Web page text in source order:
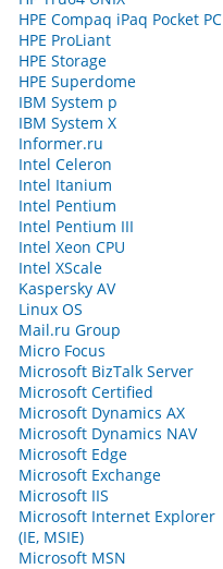
HPE Compaq iPaq Pocket PC
HPE ProLiant
HPE Storage
HPE Superdome
IBM System p
IBM System X
Informer.ru
Intel Celeron
Intel Itanium
Intel Pentium
Intel Pentium III
Intel Xeon CPU
Intel XScale
Kaspersky AV
Linux OS
Mail.ru Group
Micro Focus
Microsoft BizTalk Server
Microsoft Certified
Microsoft Dynamics AX
Microsoft Dynamics NAV
Microsoft Edge
Microsoft Exchange
Microsoft IIS
Microsoft Internet Explorer
(IE, MSIE)
Microsoft MSN